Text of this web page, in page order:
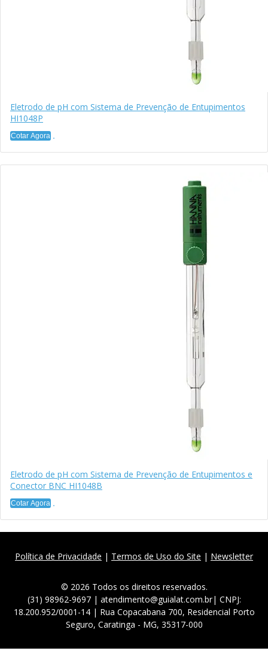
Eletrodo de pH com Sistema de Prevenção de Entupimentos
HI1048P
Cotar Agora
Eletrodo de pH com Sistema de Prevenção de Entupimentos e
Conector BNC HI1048B
Cotar Agora
Política de Privacidade | Termos de Uso do Site | Newsletter
© 2026 Todos os direitos reservados.
(31) 98962-9697 | atendimento@guialat.com.br| CNPJ:
18.200.952/0001-14 | Rua Copacabana 700, Residencial Porto
Seguro, Caratinga - MG, 35317-000